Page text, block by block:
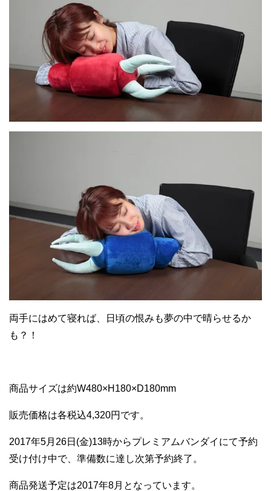
両手にはめて寝れば、日頃の恨みも夢の中で晴らせるか
も？！
商品サイズは約W480×H180×D180mm
販売価格は各税込4,320円です。
2017年5月26日(金)13時からプレミアムバンダイにて予約
受け付け中で、準備数に達し次第予約終了。
商品発送予定は2017年8月となっています。